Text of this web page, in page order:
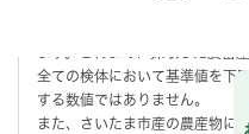
東京電力福島第一原子力発電所
全ての検体において基準値を下
する数値ではありません。
また、さいたま市産の農産物に